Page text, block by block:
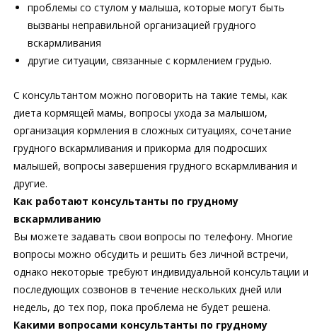
проблемы со стулом у малыша, которые могут быть
вызваны неправильной организацией грудного
вскармливания
другие ситуации, связанные с кормлением грудью.
С консультантом можно поговорить на такие темы, как
диета кормящей мамы, вопросы ухода за малышом,
организация кормления в сложных ситуациях, сочетание
грудного вскармливания и прикорма для подросших
малышей, вопросы завершения грудного вскармливания и
другие.
Как работают консультанты по грудному
вскармливанию
Вы можете задавать свои вопросы по телефону. Многие
вопросы можно обсудить и решить без личной встречи,
однако некоторые требуют индивидуальной консультации и
последующих созвонов в течение нескольких дней или
недель, до тех пор, пока проблема не будет решена.
Какими вопросами консультанты по грудному